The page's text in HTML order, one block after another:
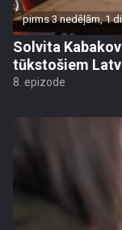
pirms 3 nedēļām, 1
Solvita
tūkstošiem
8. epizode